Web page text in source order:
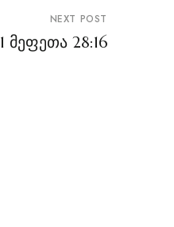
NEXT POST
1 მეფეთა 28:16